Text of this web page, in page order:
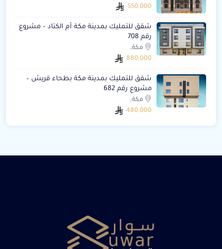
550,000
شقق للتمليك بمدينة مكة أم الكتاد – مشروع
رقم 708
مكة,
880,000
شقق للتمليك بمدينة مكة بطحاء قريش –
مشروع رقم 682
مكة,
480,000